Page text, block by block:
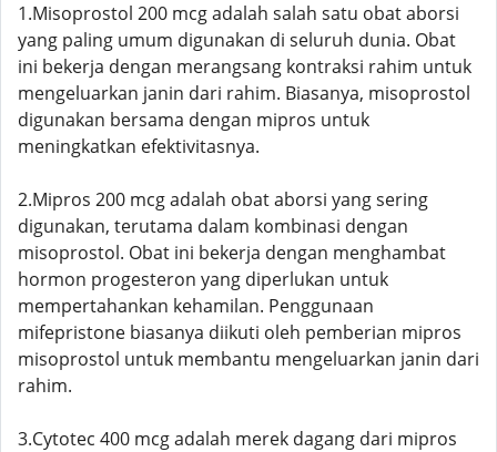
1.Misoprostol 200 mcg adalah salah satu obat aborsi
yang paling umum digunakan di seluruh dunia. Obat
ini bekerja dengan merangsang kontraksi rahim untuk
mengeluarkan janin dari rahim. Biasanya, misoprostol
digunakan bersama dengan mipros untuk
meningkatkan efektivitasnya.
2.Mipros 200 mcg adalah obat aborsi yang sering
digunakan, terutama dalam kombinasi dengan
misoprostol. Obat ini bekerja dengan menghambat
hormon progesteron yang diperlukan untuk
mempertahankan kehamilan. Penggunaan
mifepristone biasanya diikuti oleh pemberian mipros
misoprostol untuk membantu mengeluarkan janin dari
rahim.
3.Cytotec 400 mcg adalah merek dagang dari mipros